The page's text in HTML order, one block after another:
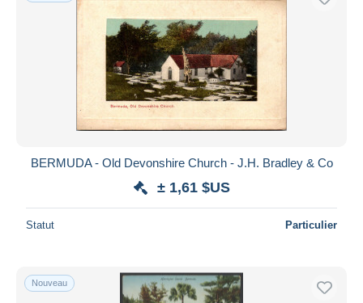
BERMUDA - Old Devonshire Church - J.H. Bradley & Co
± 1,61 $US
Statut Particulier
Nouveau